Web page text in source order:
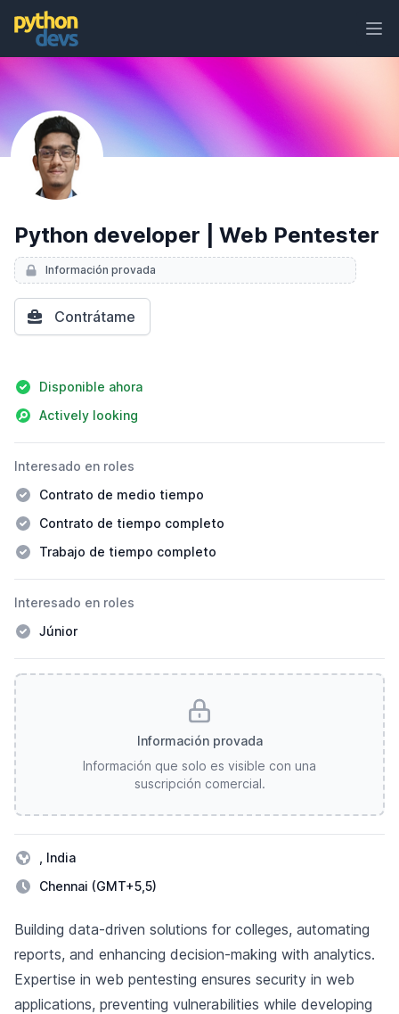
PythonDevs
Python developer | Web Pentester
Información provada
Contrátame
DetallesDisponible ahora
Actively looking
Interesado en roles
Contrato de medio tiempo
Contrato de tiempo completo
Trabajo de tiempo completo
Interesado en roles
Júnior
Información provada
Información que solo es visible con una
suscripción comercial.
, India
Chennai (GMT+5,5)
Descripción
Building data-driven solutions for colleges, automating
reports, and enhancing decision-making with analytics.
Expertise in web pentesting ensures security in web
applications, preventing vulnerabilities while developing